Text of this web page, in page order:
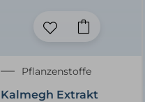
Pflanzenstoffe
Kalmegh Extrakt